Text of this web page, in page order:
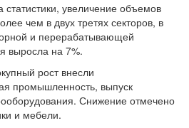
увеличение объемов
чем в двух третях секторов, в
и перерабатывающей
выросла на 7%.
рост внесли
промышленность, выпуск
Снижение отмечено
и мебели.